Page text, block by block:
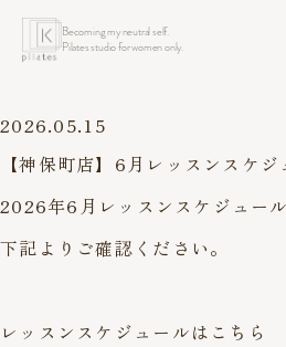
Becoming my neutral self.
Pilates studio for women only.
2026.05.15
【神保町店】6月レッスンスケジ
2026年6月レッスンスケジュー
下記よりご確認ください。
レッスンスケジュールはこちら